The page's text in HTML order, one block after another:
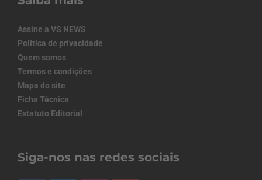
Assine a VS NEWS
Política de privacidade
Quem somos
Termos e condições
Mapa do site
Ficha Técnica
Estatuto Editorial
Siga-nos nas redes sociais